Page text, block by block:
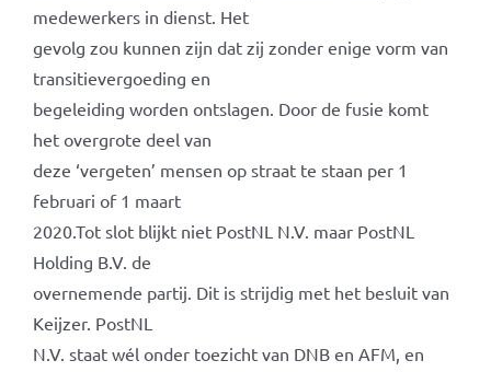
medewerkers in dienst. Het
gevolg zou kunnen zijn dat zij zonder enige vorm van
transitievergoeding en
begeleiding worden ontslagen. Door de fusie komt
het overgrote deel van
deze ‘vergeten’ mensen op straat te staan per 1
februari of 1 maart
2020.Tot slot blijkt niet PostNL N.V. maar PostNL
Holding B.V. de
overnemende partij. Dit is strijdig met het besluit van
Keijzer. PostNL
N.V. staat wél onder toezicht van DNB en AFM, en